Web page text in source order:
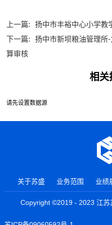
上一篇:
扬中市丰裕中心小学教
下一篇:
扬中市新坝粮油管理所
算审核
相关
请先设置数据源
关于苏盛 业务范围 业绩
Copyright ©2019 - 2023 江苏